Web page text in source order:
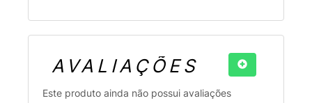
AVALIAÇÕES
Este produto ainda não possui avaliações